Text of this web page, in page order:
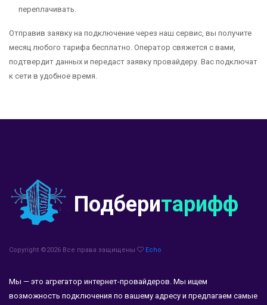
переплачивать.
Отправив заявку на подключение через наш сервис, вы получите
месяц любого тарифа бесплатно. Оператор свяжется с вами,
подтвердит данных и передаст заявку провайдеру. Вас подключат
к сети в удобное время.
Подберитарифф
Copyright ©2026 Все права защищены Echo
Мы — это агрегатор интернет-провайдеров. Мы ищем
возможность подключения по вашему адресу и предлагаем самые